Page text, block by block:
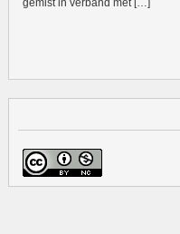
gemist in verband met […]